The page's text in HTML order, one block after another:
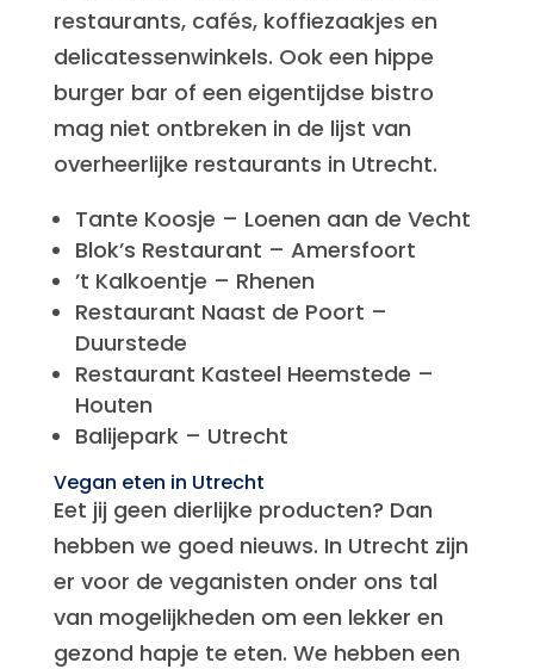
restaurants, cafés, koffiezaakjes en
delicatessenwinkels. Ook een hippe
burger bar of een eigentijdse bistro
mag niet ontbreken in de lijst van
overheerlijke restaurants in Utrecht.
Tante Koosje – Loenen aan de Vecht
Blok’s Restaurant – Amersfoort
’t Kalkoentje – Rhenen
Restaurant Naast de Poort –
Duurstede
Restaurant Kasteel Heemstede –
Houten
Balijepark – Utrecht
Vegan eten in Utrecht
Eet jij geen dierlijke producten? Dan
hebben we goed nieuws. In Utrecht zijn
er voor de veganisten onder ons tal
van mogelijkheden om een lekker en
gezond hapje te eten. We hebben een